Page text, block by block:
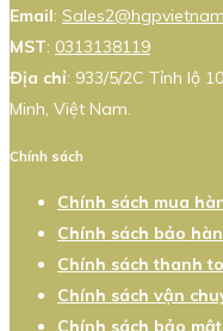
Email:
MST: 0313138119
Địa chỉ: 933/5/2C Tỉnh lộ
Minh, Việt Nam.
Chính sách
Chính sách mua
Chính sách bảo
Chính sách thanh
Chính sách vận
Chính sách bảo